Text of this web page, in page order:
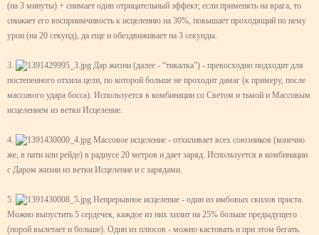
(на 3 минуты) + снимает один отрицательный эффект; если применять на врага, то
снижает его восприимчивость к исцелению на 30%, повышает проходящий по нему
урон (на 20 секунд), да еще и обездвиживает на 3 секунды.
3.
Дар жизни (далее - “тикалка”) - превосходно подходит для
постепенного отхила цели, по которой больше не проходит дамаг (к примеру, после
массового удара босса). Используется в комбинации со Светом и тьмой и Массовым
исцелением из ветки Исцеление.
4.
Массовое исцеление - отхиливает всех союзников (конечно
же, в пати или рейде) в радиусе 20 метров и дает заряд. Используется в комбинации
с Даром жизни из ветки Исцеление и с зарядами.
5.
Непрерывное исцеление - один из имбовых скилов приста.
Можно выпустить 5 сердечек, каждое из них хилит на 25% больше предыдущего
(порой вылетает и больше). Один из плюсов - можно кастовать и при этом бегать.